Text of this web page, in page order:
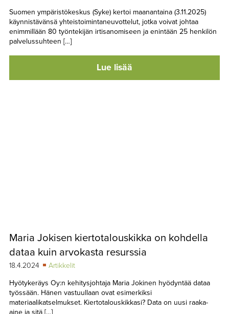
Suomen ympäristökeskus (Syke) kertoi maanantaina (3.11.2025)
käynnistävänsä yhteistoimintaneuvottelut, jotka voivat johtaa
enimmillään 80 työntekijän irtisanomiseen ja enintään 25 henkilön
palvelussuhteen […]
Lue lisää
Maria Jokisen kiertotalouskikka on kohdella
dataa kuin arvokasta resurssia
18.4.2024
Artikkelit
Hyötykeräys Oy:n kehitysjohtaja Maria Jokinen hyödyntää dataa
työssään. Hänen vastuullaan ovat esimerkiksi
materiaalikatselmukset. Kiertotalouskikkasi? Data on uusi raaka-
aine ja sitä […]